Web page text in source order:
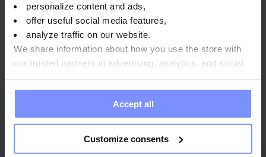
personalize content and ads,
offer useful social media features,
analyze traffic on our website.
We share information about how you use the store with
our trusted partners in advertising, analytics, and social
information you have provided to them or that they have
collected when you use their services. Do you agree?
Accept all
Customize consents
Produttore:
Domande e risposte